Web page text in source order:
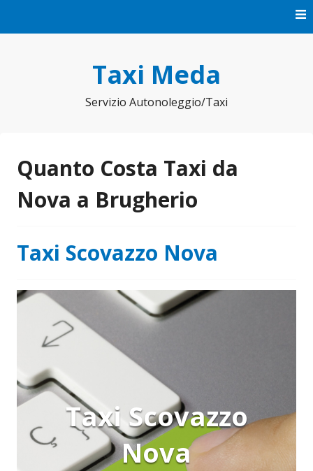
Taxi Meda
Servizio Autonoleggio/Taxi
Quanto Costa Taxi da
Nova a Brugherio
Taxi Scovazzo Nova
Taxi Scovazzo
Nova